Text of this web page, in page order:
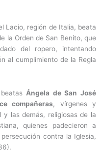
Lacio, región de Italia, beata
la Orden de San Benito, que
del ropero, intentando
al cumplimiento de la Regla
Ángela de San José
compañeras, vírgenes y
y las demás, religiosas de la
quienes padecieron a
contra la Iglesia,